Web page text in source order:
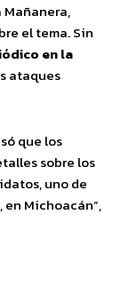
el tema. Sin
en la
ataques
que los
sobre los
uno de
, en Michoacán”,